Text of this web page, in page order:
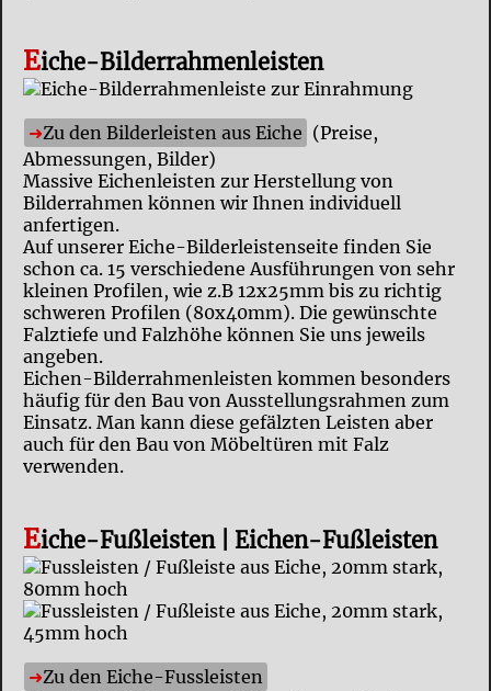
Eiche-Bilderrahmenleisten
Zu den Bilderleisten aus Eiche (Preise,
Abmessungen, Bilder)
Massive Eichenleisten zur Herstellung von
Bilderrahmen können wir Ihnen individuell
anfertigen.
Auf unserer Eiche-Bilderleistenseite finden Sie
schon ca. 15 verschiedene Ausführungen von sehr
kleinen Profilen, wie z.B 12x25mm bis zu richtig
schweren Profilen (80x40mm). Die gewünschte
Falztiefe und Falzhöhe können Sie uns jeweils
angeben.
Eichen-Bilderrahmenleisten kommen besonders
häufig für den Bau von Ausstellungsrahmen zum
Einsatz. Man kann diese gefälzten Leisten aber
auch für den Bau von Möbeltüren mit Falz
verwenden.
Eiche-Fußleisten | Eichen-Fußleisten
Zu den Eiche-Fussleisten